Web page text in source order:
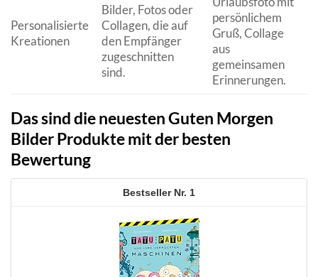
Personalisierte
Kreationen
Bilder, Fotos oder
Collagen, die auf
den Empfänger
zugeschnitten
sind.
persönlichem
Gruß, Collage
aus
gemeinsamen
Erinnerungen.
Das sind die neuesten Guten Morgen
Bilder Produkte mit der besten
Bewertung
1